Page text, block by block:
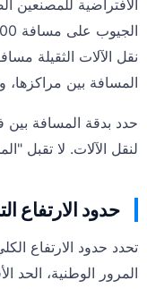
الافتراضية للمصنعين
نقل الآلات الثقيلة
المسافة بين
حدد بدقة المسافة بين
لنقل الآلات. لا تقبل
حدود
تحدد حدود الارتفاع
المرور الوطنية، الحد